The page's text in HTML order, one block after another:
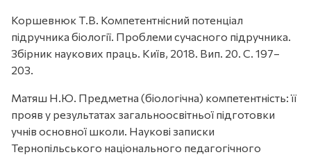
Коршевнюк Т.В. Компетентнісний потенціал
підручника біології. Проблеми сучасного підручника.
Збірник наукових праць. Київ, 2018. Вип. 20. С. 197–
203.
Матяш Н.Ю. Предметна (біологічна) компетентність: її
прояв у результатах загальноосвітньої підготовки
учнів основної школи. Наукові записки
Тернопільського національного педагогічного